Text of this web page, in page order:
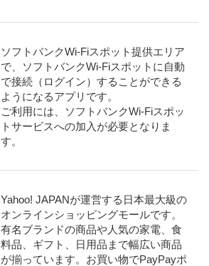
ソフトバンクWi-Fiスポット提供エリア
で、ソフトバンクWi-Fiスポットに自動
で接続（ログイン）することができる
ようになるアプリです。
ご利用には、ソフトバンクWi-Fiスポッ
トサービスへの加入が必要となりま
す。
Yahoo! JAPANが運営する日本最大級の
オンラインショッピングモールです。
有名ブランドの商品や人気の家電、食
料品、ギフト、日用品まで幅広い商品
が揃っています。お買い物でPayPayポ